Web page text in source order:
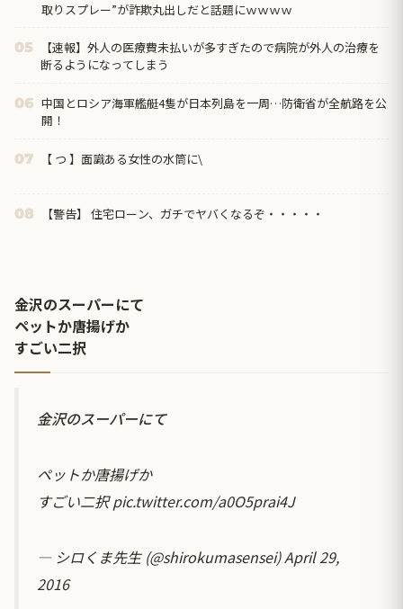
取りスプレー”が詐欺丸出しだと話題にｗｗｗｗ
05
【速報】外人の医療費未払いが多すぎたので病院が外人の治療を
断るようになってしまう
06 中国とロシア海軍艦艇4隻が日本列島を一周…防衛省が全航路を公
開！
07 【 つ 】面識ある女性の水筒に\
08 【警告】 住宅ローン、ガチでヤバくなるぞ・・・・・
金沢のスーパーにて
ペットか唐揚げか
すごい二択
金沢のスーパーにて
ペットか唐揚げか
すごい二択pic.twitter.com/a0O5prai4J
— シロくま先生 (@shirokumasensei)April 29,
2016